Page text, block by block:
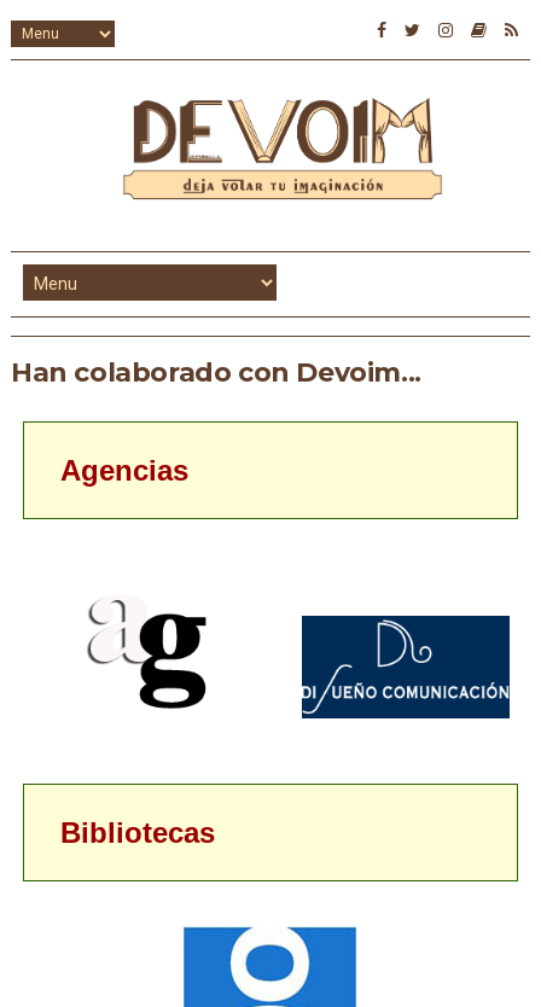
Han colaborado con Devoim...
Agencias
Bibliotecas